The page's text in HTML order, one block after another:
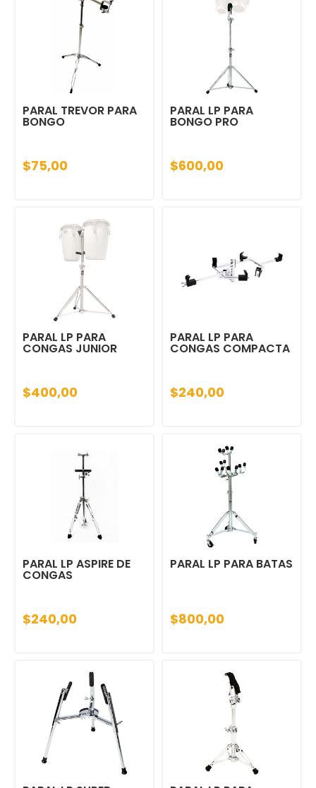
PARAL TREVOR PARA
BONGO
$75,00
PARAL LP PARA
BONGO PRO
$600,00
PARAL LP PARA
CONGAS JUNIOR
$400,00
PARAL LP PARA
CONGAS COMPACTA
$240,00
PARAL LP ASPIRE DE
CONGAS
$240,00
PARAL LP PARA BATAS
$800,00